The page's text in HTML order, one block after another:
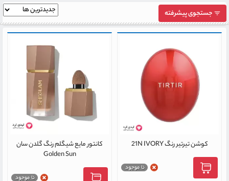
جستجوی پیشرفته
کوشن تیرتیر رنگ 21N IVORY
کانتور مایع شیگلم رنگ گلدن سان
Golden Sun